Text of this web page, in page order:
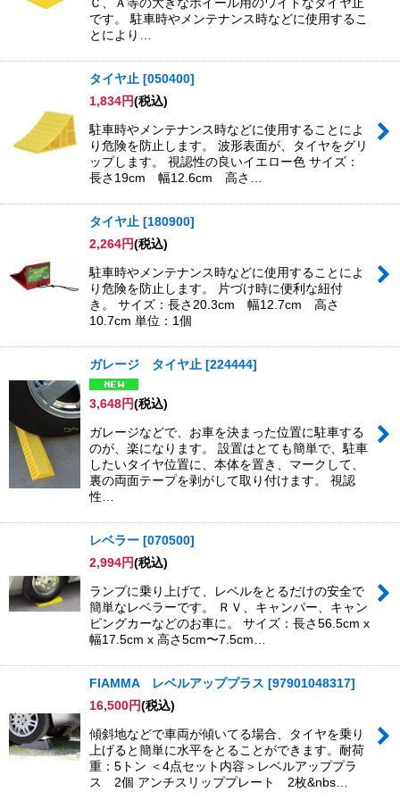
です。 駐車時やメンテナンス時などに使用するこ
とにより…
タイヤ止 [050400]
1,834円(税込)
駐車時やメンテナンス時などに使用することによ
り危険を防止します。 波形表面が、タイヤをグリ
ップします。 視認性の良いイエロー色 サイズ：
長さ19cm 幅12.6cm 高さ…
タイヤ止 [180900]
2,264円(税込)
駐車時やメンテナンス時などに使用することによ
り危険を防止します。 片づけ時に便利な紐付
き。 サイズ：長さ20.3cm 幅12.7cm 高さ
10.7cm 単位：1個
ガレージ タイヤ止 [224444]
3,648円(税込)
ガレージなどで、お車を決まった位置に駐車する
のが、楽になります。 設置はとても簡単で、駐車
したいタイヤ位置に、本体を置き、マークして、
裏の両面テープを剥がして取り付けます。 視認
性…
レベラー [070500]
2,994円(税込)
ランプに乗り上げて、レベルをとるだけの安全で
簡単なレベラーです。 ＲＶ、キャンパー、キャン
ピングカーなどのお車に。 サイズ：長さ56.5cm x
幅17.5cm x 高さ5cm〜7.5cm…
FIAMMA レベルアッププラス [97901048317]
16,500円(税込)
傾斜地などで車両が傾いてる場合、タイヤを乗り
上げると簡単に水平をとることができます。耐荷
重：5トン ＜4点セット内容＞レベルアッププラ
ス 2個 アンチスリッププレート 2枚&nbs…